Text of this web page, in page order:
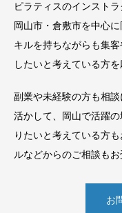
ピラティスのインストラ
岡山市・倉敷市を中心
キルを持ちながらも集
したいと考えている方を
副業や未経験の方も相
活かして、岡山で活躍
りたいと考えている方
ルなどからのご相談もお
お